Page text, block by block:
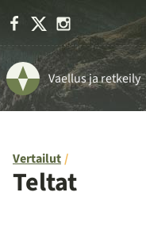
Facebook Instagram
Vaellus ja retkeily
Vertailut
Teltat